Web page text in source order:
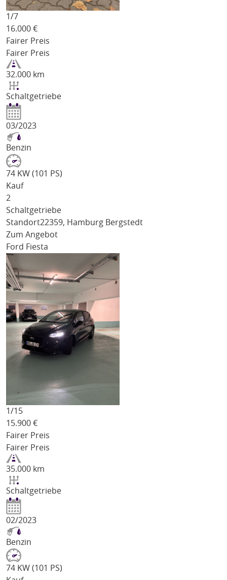
1/7
16.000 €
Fairer Preis
Fairer Preis
32.000 km
Schaltgetriebe
03/2023
Benzin
74 KW (101 PS)
Kauf
2
Schaltgetriebe
Standort22359, Hamburg Bergstedt
Zum Angebot
Ford Fiesta
1/15
15.900 €
Fairer Preis
Fairer Preis
35.000 km
Schaltgetriebe
02/2023
Benzin
74 KW (101 PS)